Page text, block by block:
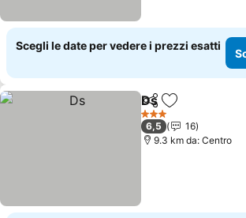
Scegli le date per vedere i prezzi esatti
CondividiAggiungi ai
Ds
3 Stelle
6,5
16
9.3 km da: Centro